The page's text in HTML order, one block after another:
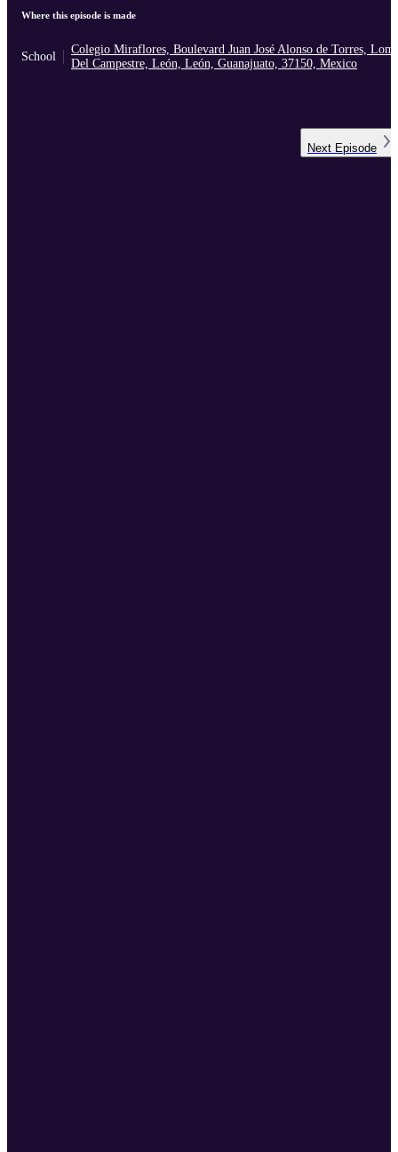
Where this episode is made
School
Colegio Miraflores, Boulevard Juan José Alonso de Torres,
Del Campestre, León, León, Guanajuato, 37150, Mexico
Next Episode